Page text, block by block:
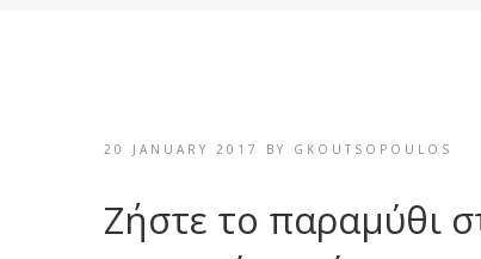
20 JANUARY 2017 BY GKOUTSOPOULOS
Ζήστε το παραμύθι